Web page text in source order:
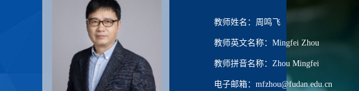
教师姓名：周鸣飞
教师英文名称：Mingfei Zhou
教师拼音名称：Zhou Mingfei
电子邮箱：mfzhou@fudan.edu.cn